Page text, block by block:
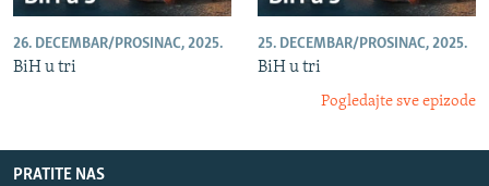
26. DECEMBAR/PROSINAC, 2025.
BiH u tri
25. DECEMBAR/PROSINAC, 2025.
BiH u tri
Pogledajte sve epizode
PRATITE NAS